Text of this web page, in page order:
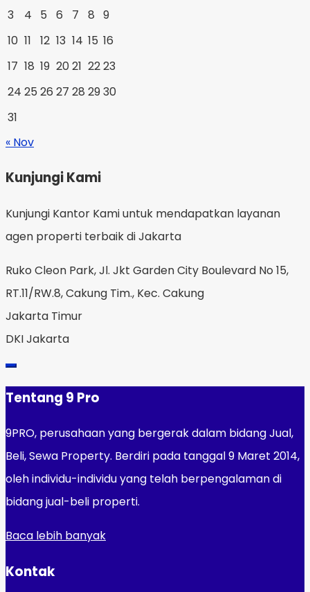
3 4 5 6 7 8 9
10 11 12 13 14 15 16
17 18 19 20 21 2223
24 25 26 27 28 2930
31
« Nov
Kunjungi Kami
Kunjungi Kantor Kami untuk mendapatkan layanan
agen properti terbaik di Jakarta
Ruko Cleon Park, Jl. Jkt Garden City Boulevard No 15,
RT.11/RW.8, Cakung Tim., Kec. Cakung
Jakarta Timur
DKI Jakarta
Tentang 9 Pro
9PRO, perusahaan yang bergerak dalam bidang Jual,
Beli, Sewa Property. Berdiri pada tanggal 9 Maret 2014,
oleh individu-individu yang telah berpengalaman di
bidang jual-beli properti.
Baca lebih banyak
Kontak